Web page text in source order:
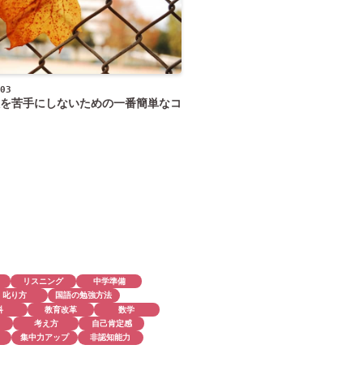
苦手にしないための一番簡単なコ
リスニング
中学準備
叱り方
国語の勉強方法
教育改革
数学
考え方
自己肯定感
集中力アップ
非認知能力